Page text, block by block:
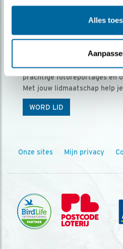
Alles
Ontvang 5 x Vogels
Vogels is het tijdschrift voor
prachtige fotoreportages en
Met jouw lidmaatschap help
WORD LID
Onze sites Mijn privacy